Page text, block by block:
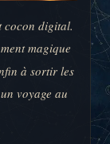
cocon digital.
magique
à sortir les
voyage au